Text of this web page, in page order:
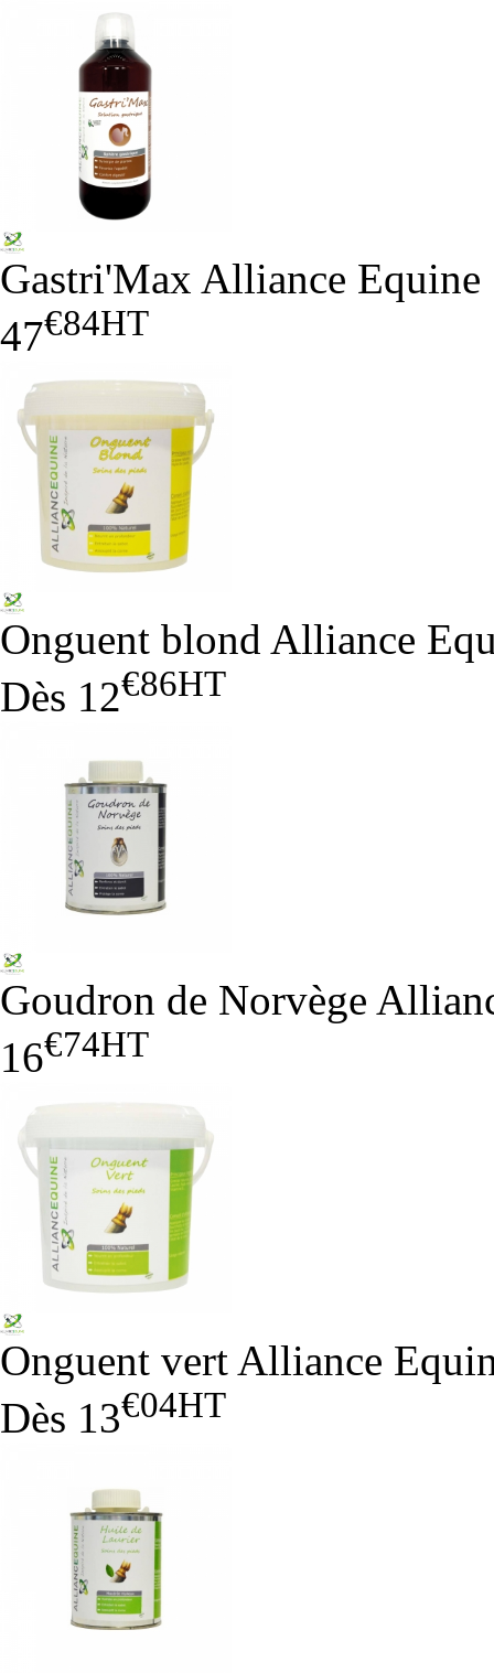
Gastri'Max Alliance Equine
47€84HT
Onguent blond Alliance
Dès 12€86HT
Goudron de Norvège
16€74HT
Onguent vert Alliance
Dès 13€04HT